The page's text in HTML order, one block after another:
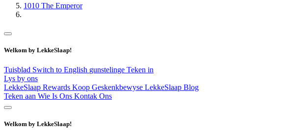
1010 The Emperor
Welkom by LekkeSlaap!
Tuisblad Switch to English gunstelinge Teken in
Lys by ons
LekkeSlaap Rewards Koop Geskenkbewyse LekkeSlaap Blog
Teken aan Wie Is Ons Kontak Ons
Welkom by LekkeSlaap!